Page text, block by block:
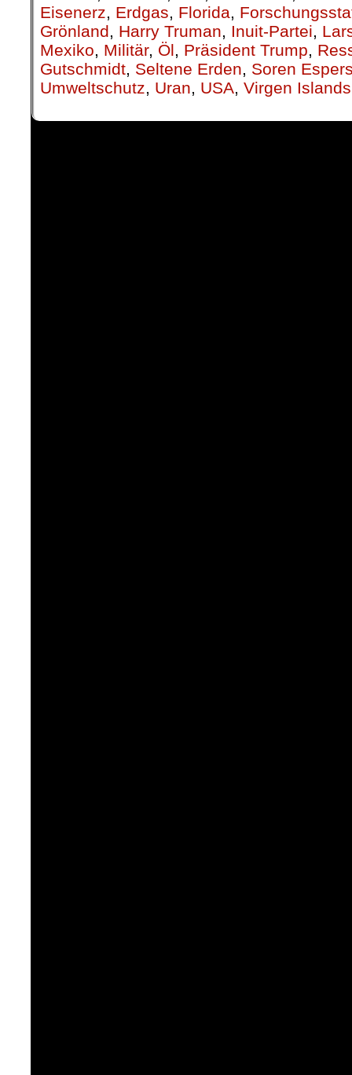
Eisenerz, Erdgas, Florida,
Grönland, Harry Truman, Inuit-Partei,
Mexiko, Militär, Öl, Präsident Trump,
Gutschmidt, Seltene Erden, Soren
Umweltschutz, Uran, USA, Virgen Islands